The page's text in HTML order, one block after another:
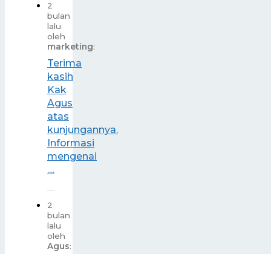
2
bulan
lalu
oleh
marketing:
Terima
kasih
Kak
Agus
atas
kunjungannya.
Informasi
mengenai
....
2
bulan
lalu
oleh
Agus: